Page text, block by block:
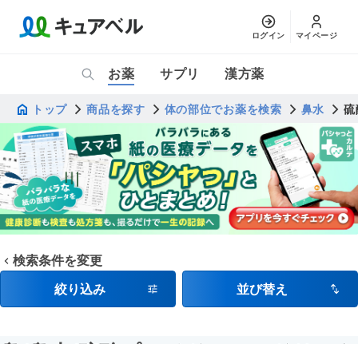
ログイン マイページ
お薬 サプリ 漢方薬
トップ 商品を探す 体の部位でお薬を検索 鼻水 硫
検索条件を変更
絞り込み
並び替え